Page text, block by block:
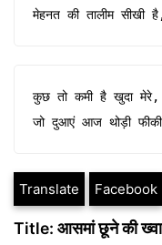
मेहनत की तालीम सीखी
कुछ तो कमी है खुदा मेरे,
जो दुआएं आज थोड़ी
Translate Facebook
Title: आसमां छूने की